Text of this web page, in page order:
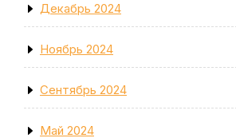
Декабрь 2024
Ноябрь 2024
Сентябрь 2024
Май 2024